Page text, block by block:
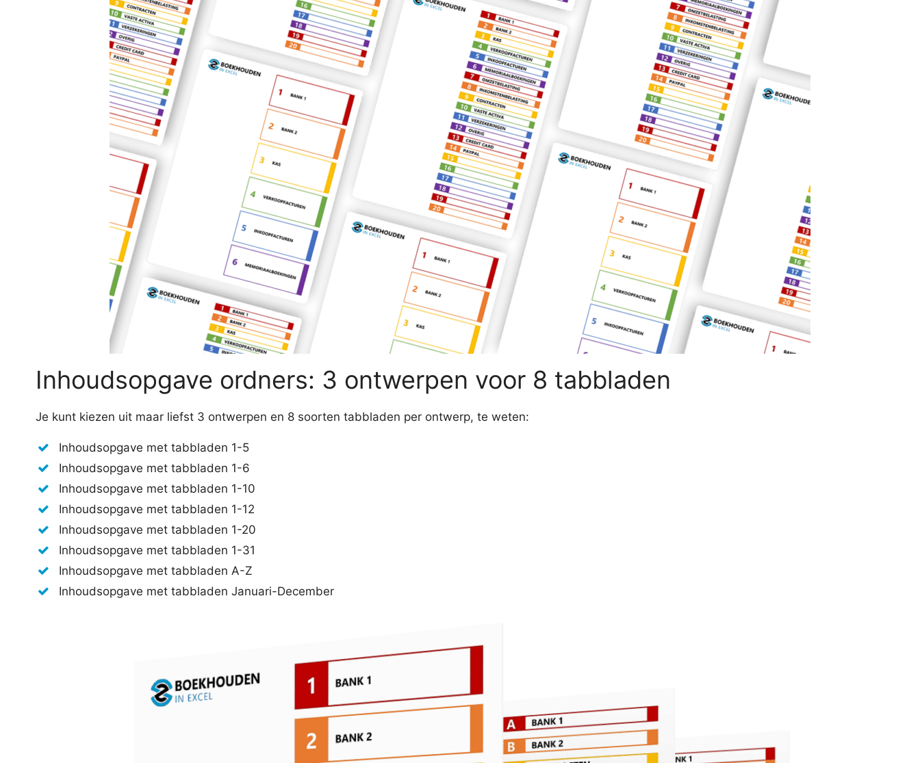
Inhoudsopgave ordners: 3 ontwerpen voor 8 tabbladen
Je kunt kiezen uit maar liefst 3 ontwerpen en 8 soorten tabbladen per ontwerp, te weten:
Inhoudsopgave met tabbladen 1-5
Inhoudsopgave met tabbladen 1-6
Inhoudsopgave met tabbladen 1-10
Inhoudsopgave met tabbladen 1-12
Inhoudsopgave met tabbladen 1-20
Inhoudsopgave met tabbladen 1-31
Inhoudsopgave met tabbladen A-Z
Inhoudsopgave met tabbladen Januari-December